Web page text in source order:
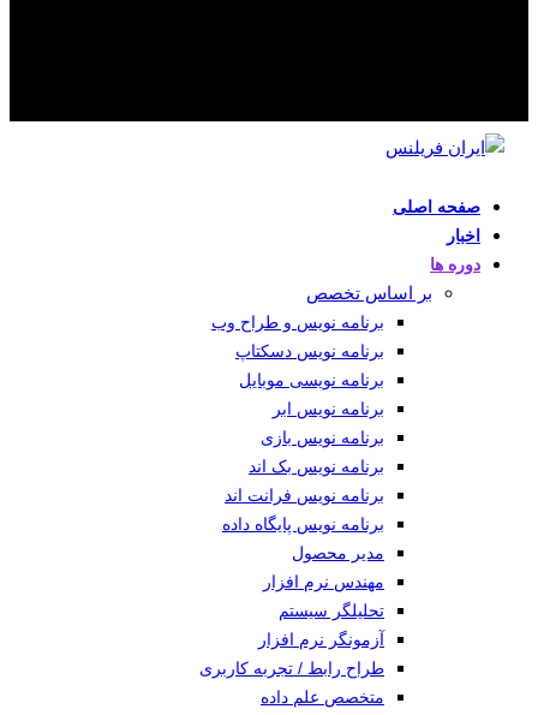
صفحه اصلی
اخبار
دوره ها
بر اساس تخصص
برنامه نویس و طراح وب
برنامه نویس دسکتاپ
برنامه نویسی موبایل
برنامه نویس ابر
برنامه نویس بازی
برنامه نویس بک اند
برنامه نویس فرانت اند
برنامه نویس پایگاه داده
مدیر محصول
مهندس نرم افزار
تحلیلگر سیستم
آزمونگر نرم افزار
طراح رابط / تجربه کاربری
متخصص علم داده